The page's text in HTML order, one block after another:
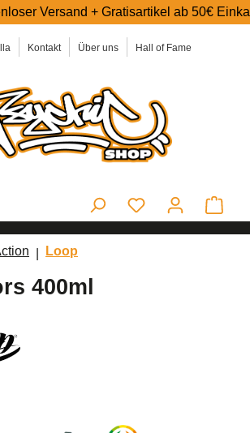
Kontakt Über uns Hall of Fame
Versand + Gratisartikel ab 50€
Loop
400ml